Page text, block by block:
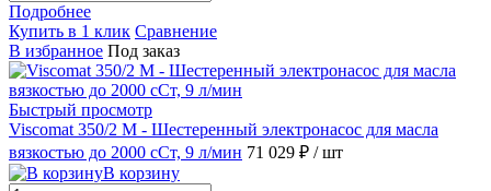
Подробнее
Купить в 1 клик Сравнение
В избранное Под заказ
Быстрый просмотр
Viscomat 350/2 M - Шестеренный электронасос для масла
вязкостью до 2000 сСт, 9 л/мин 71 029 ₽ / шт
В корзину